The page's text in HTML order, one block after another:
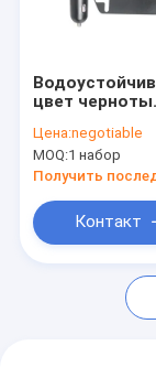
Наша
Новости
Отправить
цвет черноты
AHD черточки
сзади IP69K
беспроводной
Цена:negotiable
MOQ:1 набор
Контакт